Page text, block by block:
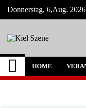
Skip
Donnerstag, 6,Aug.
Kiel
Neuigkeiten
HOME